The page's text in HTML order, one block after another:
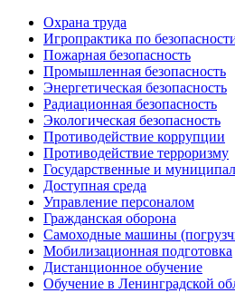
Охрана труда
Игропрактика по
Пожарная безопасность
Промышленная безопасность
Энергетическая безопасность
Радиационная безопасность
Экологическая безопасность
Противодействие коррупции
Противодействие терроризму
Государственные и
Доступная среда
Управление персоналом
Гражданская оборона
Самоходные машины
Мобилизационная подготовка
Дистанционное обучение
Обучение в Ленинградской